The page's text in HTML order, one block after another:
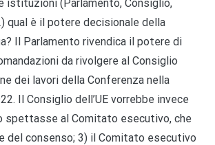
istituzioni (Parlamento, Consiglio,
qual è il potere decisionale della
Il Parlamento rivendica il potere di
da rivolgere al Consiglio
dei lavori della Conferenza nella
Il Consiglio dell’UE vorrebbe invece
spettasse al Comitato esecutivo, che
del consenso; 3) il Comitato esecutivo